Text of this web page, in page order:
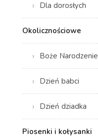
Dla dorosłych
Okolicznościowe
Boże Narodzenie
Dzień babci
Dzień dziadka
Piosenki i kołysanki